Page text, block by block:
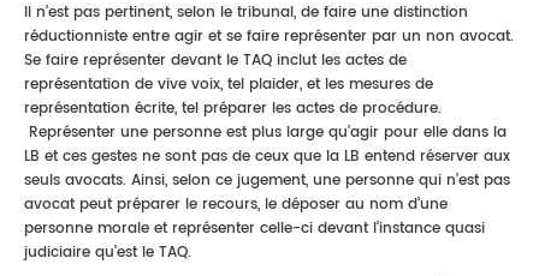
Il n’est pas pertinent, selon le tribunal, de faire une distinction
réductionniste entre agir et se faire représenter par un non avocat.
Se faire représenter devant le TAQ inclut les actes de
représentation de vive voix, tel plaider, et les mesures de
représentation écrite, tel préparer les actes de procédure.
Représenter une personne est plus large qu’agir pour elle dans la
LB et ces gestes ne sont pas de ceux que la LB entend réserver aux
seuls avocats. Ainsi, selon ce jugement, une personne qui n’est pas
avocat peut préparer le recours, le déposer au nom d’une
personne morale et représenter celle-ci devant l’instance quasi
judiciaire qu’est le TAQ.